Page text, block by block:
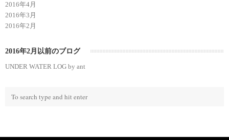
2016年4月
2016年3月
2016年2月
2016年2月以前のブログ
UNDER WATER LOG by ant